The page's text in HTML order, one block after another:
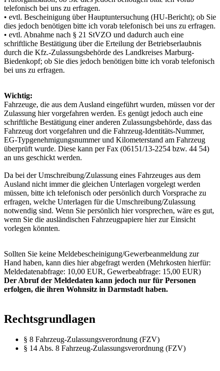
telefonisch bei uns zu erfragen.
• evtl. Bescheinigung über Hauptuntersuchung (HU-Bericht); ob Sie
dies jedoch benötigen bitte ich vorab telefonisch bei uns zu erfragen.
• evtl. Abnahme nach § 21 StVZO und dadurch auch eine
schriftliche Bestätigung über die Erteilung der Betriebserlaubnis
durch die Kfz.-Zulassungsbehörde des Landkreises Marburg-
Biedenkopf; ob Sie dies jedoch benötigen bitte ich vorab telefonisch
bei uns zu erfragen.
Wichtig:
Fahrzeuge, die aus dem Ausland eingeführt wurden, müssen vor der
Zulassung hier vorgefahren werden. Es genügt jedoch auch eine
schriftliche Bestätigung einer anderen Zulassungsbehörde, dass das
Fahrzeug dort vorgefahren und die Fahrzeug-Identitäts-Nummer,
EG-Typgenehmigungsnummer und Kilometerstand am Fahrzeug
überprüft wurde. Diese kann per Fax (06151/13-2254 bzw. 44 54)
an uns geschickt werden.
Da bei der Umschreibung/Zulassung eines Fahrzeuges aus dem
Ausland nicht immer die gleichen Unterlagen vorgelegt werden
müssen, bitte ich telefonisch oder persönlich durch Vorsprache zu
erfragen, welche Unterlagen für die Umschreibung/Zulassung
notwendig sind. Wenn Sie persönlich hier vorsprechen, wäre es gut,
wenn Sie die ausländischen Fahrzeugpapiere hier zur Einsicht
vorlegen könnten.
Sollten Sie keine Meldebescheinigung/Gewerbeanmeldung zur
Hand haben, kann dies hier abgefragt werden (Mehrkosten hierfür:
Meldedatenabfrage: 10,00 EUR, Gewerbeabfrage: 15,00 EUR)
Der Abruf der Meldedaten kann jedoch nur für Personen
erfolgen, die ihren Wohnsitz in Darmstadt haben.
Rechtsgrundlagen
§ 8 Fahrzeug-Zulassungsverordnung (FZV)
§ 14 Abs. 8 Fahrzeug-Zulassungsverordnung (FZV)